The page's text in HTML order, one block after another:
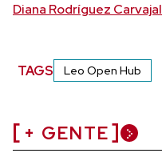
Diana Rodríguez Carvajal
TAGS Leo Open Hub
+ GENTE